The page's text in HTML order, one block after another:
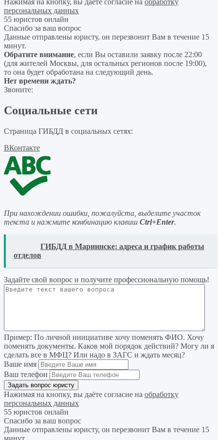
Нажимая на кнопку, вы даёте согласие на обработку
персональных данных
55 юристов онлайн
Спасибо за ваш вопрос
Данные отправлены юристу, он перезвонит Вам в течение 15
минут.
Обратите внимание, если Вы оставили заявку после 22:00
(для жителей Москвы, для остальных регионов после 19:00),
то она будет обработана на следующий день.
Нет времени ждать?
Звоните:
Социальные сети
Страница ГИБДД в социальных сетях:
ВКонтакте
При нахождении ошибки, пожалуйста, выделите участок
текста и нажмите комбинацию клавиш Ctrl+Enter.
ГИБДД в Мариинске: адреса и график работы
отделов
Задайте свой вопрос и получите профессиональную помощь!
Пример: По личной инициативе хочу поменять ФИО. Хочу
поменять документы. Каков мой порядок действий? Могу ли я
сделать все в МФЦ? Или надо в ЗАГС и ждать месяц?
Ваше имя
Ваш телефон
Нажимая на кнопку, вы даёте согласие на обработку
персональных данных
55 юристов онлайн
Спасибо за ваш вопрос
Данные отправлены юристу, он перезвонит Вам в течение 15
минут.